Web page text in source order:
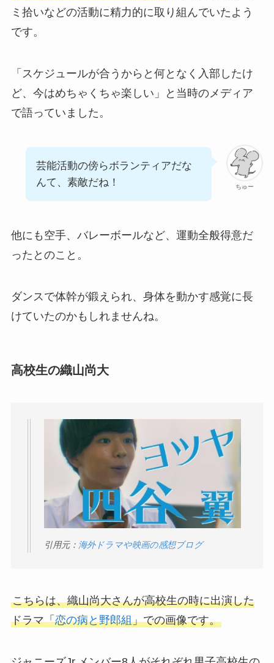
ミ拾いなどの活動に精力的に取り組んでいたよう
です。
「スケジュールが合うからと何となく入部したけ
ど、今はめちゃくちゃ楽しい」と当時のメディア
で語っていました。
ちゅー
芸能活動の傍らボランティアだな
んて、素敵だね！
他にも空手、バレーボールなど、運動全般得意だ
ったとのこと。
ダンスで体幹が鍛えられ、身体を動かす感覚に長
けていたのかもしれませんね。
高校生の織山尚大
引用元： 海外ドラマや映画の感想ブログ
こちらは、織山尚大さんが高校生の時に出演した
ドラマ「恋の病と野郎組」での画像です。